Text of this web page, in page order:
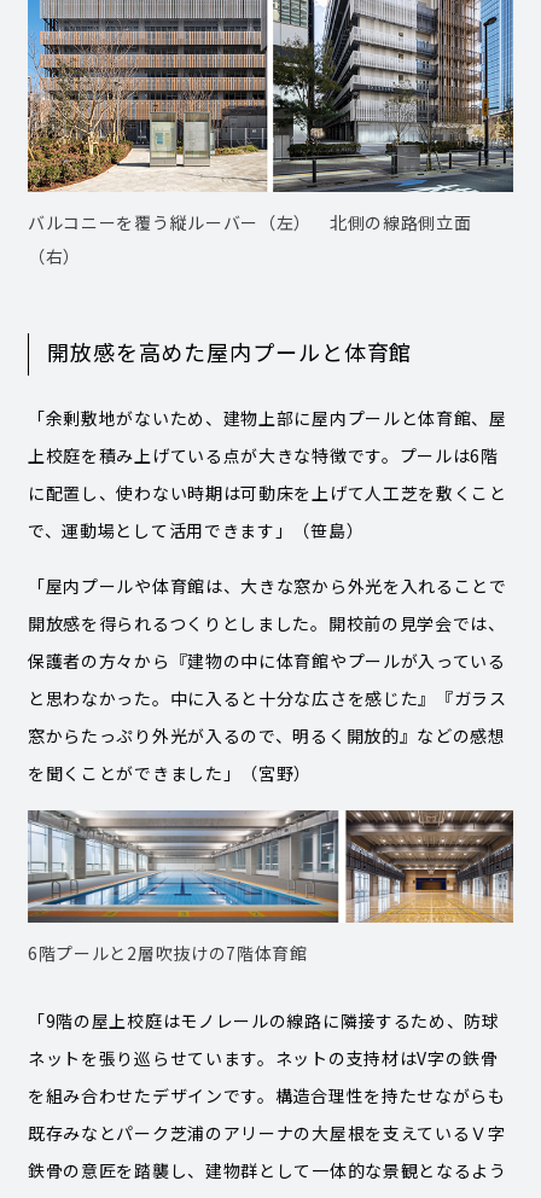
バルコニーを覆う縦ルーバー（左） 北側の線路側立面
（右）
開放感を高めた屋内プールと体育館
「余剰敷地がないため、建物上部に屋内プールと体育館、屋
上校庭を積み上げている点が大きな特徴です。プールは6階
に配置し、使わない時期は可動床を上げて人工芝を敷くこと
で、運動場として活用できます」（笹島）
「屋内プールや体育館は、大きな窓から外光を入れることで
開放感を得られるつくりとしました。開校前の見学会では、
保護者の方々から『建物の中に体育館やプールが入っている
と思わなかった。中に入ると十分な広さを感じた』『ガラス
窓からたっぷり外光が入るので、明るく開放的』などの感想
を聞くことができました」（宮野）
6階プールと2層吹抜けの7階体育館
「9階の屋上校庭はモノレールの線路に隣接するため、防球
ネットを張り巡らせています。ネットの支持材はV字の鉄骨
を組み合わせたデザインです。構造合理性を持たせながらも
既存みなとパーク芝浦のアリーナの大屋根を支えているＶ字
鉄骨の意匠を踏襲し、建物群として一体的な景観となるよう